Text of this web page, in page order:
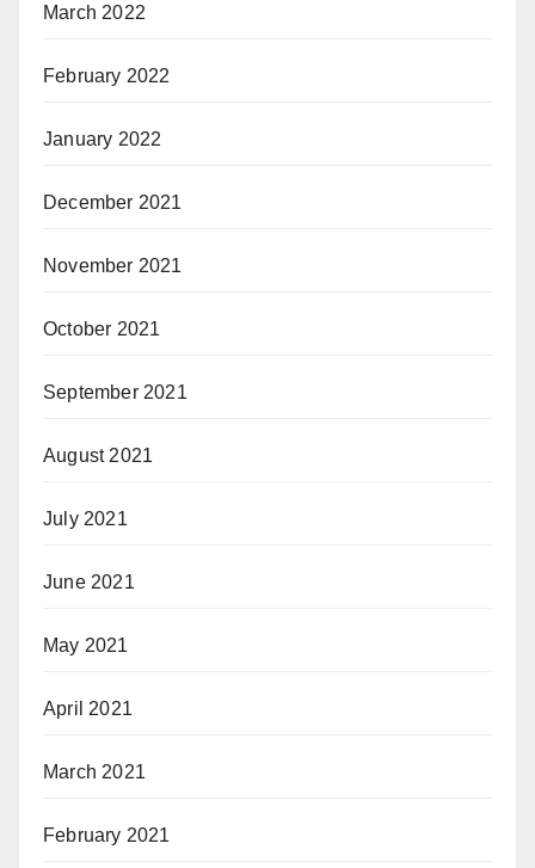
March 2022
February 2022
January 2022
December 2021
November 2021
October 2021
September 2021
August 2021
July 2021
June 2021
May 2021
April 2021
March 2021
February 2021